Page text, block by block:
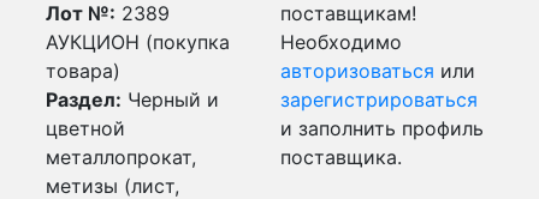
Лот №: 2389
АУКЦИОН (покупка
товара)
Раздел: Черный и
цветной
металлопрокат,
метизы (лист,
поставщикам!
Необходимо
авторизоваться или
зарегистрироваться
и заполнить профиль
поставщика.